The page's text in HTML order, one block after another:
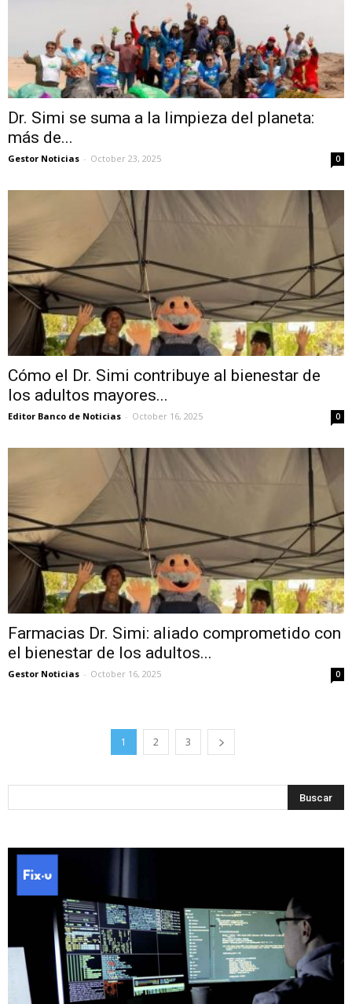
Dr. Simi se suma a la limpieza del planeta:
más de...
Gestor Noticias - October 23, 2025 0
Cómo el Dr. Simi contribuye al bienestar de
los adultos mayores...
Editor Banco de Noticias - October 16, 2025 0
Farmacias Dr. Simi: aliado comprometido con
el bienestar de los adultos...
Gestor Noticias - October 16, 2025 0
1 2 3